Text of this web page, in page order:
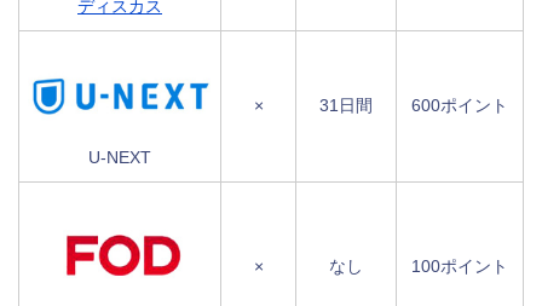
ディスカス
U-NEXT
× 31日間 600ポイント
× なし 100ポイント